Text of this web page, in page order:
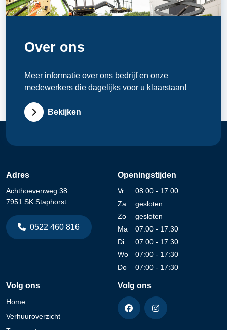
Over ons
Meer informatie over ons bedrijf en onze
medewerkers die dagelijks voor u klaarstaan!
Bekijken
Adres
Achthoevenweg 38
7951 SK Staphorst
0522 460 816
Openingstijden
Vr
08:00 - 17:00
Za
gesloten
Zo
gesloten
Ma
07:00 - 17:30
Di
07:00 - 17:30
Wo
07:00 - 17:30
Do
07:00 - 17:30
Volg ons
Home
Verhuuroverzicht
Volg ons